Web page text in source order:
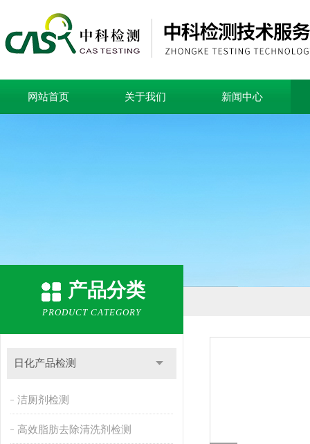
网站首页 关于我们 新闻中心
产品分类
PRODUCT CATEGORY
日化产品检测
洁厕剂检测
高效脂肪去除清洗剂检测